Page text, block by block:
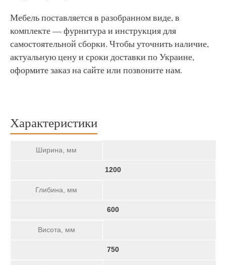
Мебель поставляется в разобранном виде, в
комплекте — фурнитура и инструкция для
самостоятельной сборки. Чтобы уточнить наличие,
актуальную цену и сроки доставки по Украине,
оформите заказ на сайте или позвоните нам.
Характеристики
Ширина, мм
1200
Глибина, мм
600
Висота, мм
750